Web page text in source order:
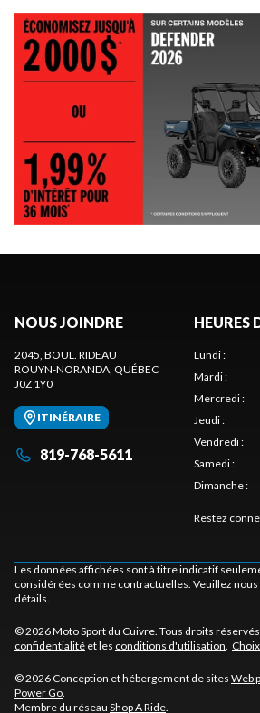
NOUS JOINDRE
2045, BOUL. RIDEAU
ROUYN-NORANDA , QUÉBEC
J0Z 1Y0
ITINÉRAIRE
819-768-5611
HEURES
Lundi:
Mardi:
Mercredi:
Jeudi:
Vendredi:
Samedi:
Dimanche:
Restez
Les données affichées sont à titre indicatif
considérées comme contractuelles. Veuillez
détails.
© 2026 Moto Sport du Cuivre. Tous droits
confidentialité et les conditions d'utilisation
© 2026 Conception et hébergement de sites Web
Power Go
Membre du réseau Shop A Ride